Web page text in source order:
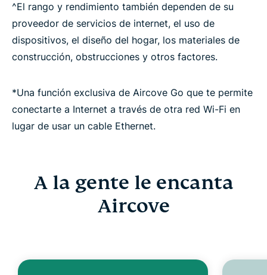
^El rango y rendimiento también dependen de su
proveedor de servicios de internet, el uso de
dispositivos, el diseño del hogar, los materiales de
construcción, obstrucciones y otros factores.
*Una función exclusiva de Aircove Go que te permite
conectarte a Internet a través de otra red Wi-Fi en
lugar de usar un cable Ethernet.
A la gente le encanta
Aircove